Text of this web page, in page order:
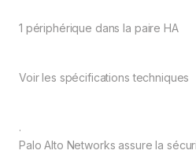
1 périphérique dans la paire HA
Voir les spécifications techniques
.
Palo Alto Networks assure la